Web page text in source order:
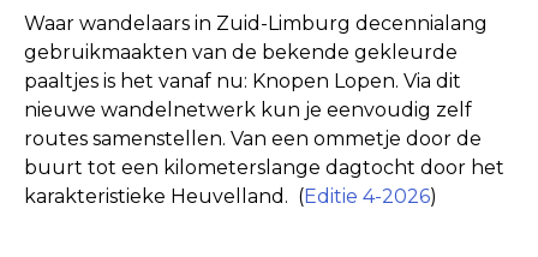
Waar wandelaars in Zuid-Limburg decennialang
gebruikmaakten van de bekende gekleurde
paaltjes is het vanaf nu: Knopen Lopen. Via dit
nieuwe wandelnetwerk kun je eenvoudig zelf
routes samenstellen. Van een ommetje door de
buurt tot een kilometerslange dagtocht door het
karakteristieke Heuvelland. (Editie 4-2026)